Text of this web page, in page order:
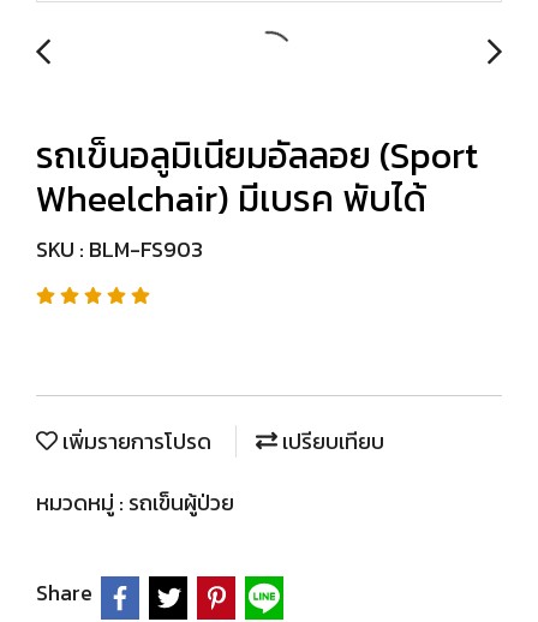
รถเข็นอลูมิเนียมอัลลอย (Sport
Wheelchair) มีเบรค พับได้
SKU : BLM-FS903
เพิ่มรายการโปรด
เปรียบเทียบ
หมวดหมู่ : รถเข็นผู้ป่วย
Share